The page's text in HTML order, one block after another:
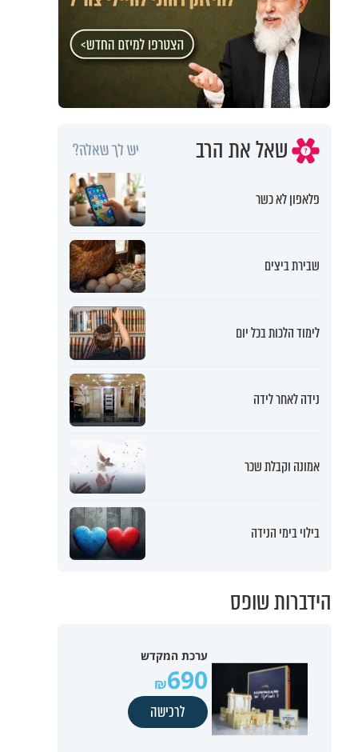
שאל את הרב יש לך שאלה?
פלאפון לא כשר
שבירת ביצים
לימוד הלכות בכל יום
נידה לאחר לידה
אמונה וקבלת שכר
בילוי בימי הנידה
הידברות שופס
ערכת המקדש
690
לרכישה